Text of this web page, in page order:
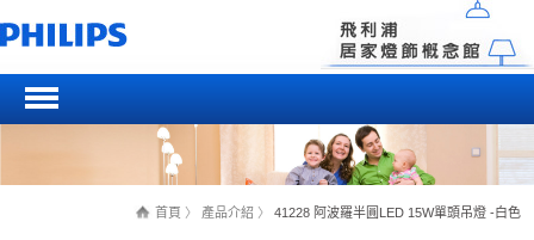
首頁 〉 產品介紹 〉 41228 阿波羅半圓LED 15W單頭吊燈 -白色